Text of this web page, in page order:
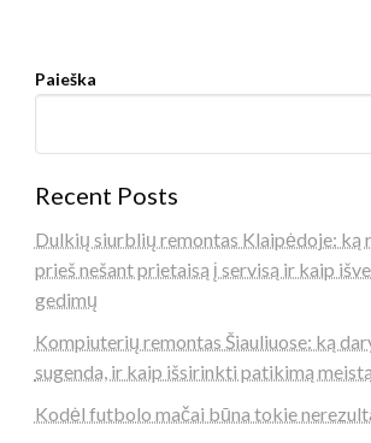
Paieška
Recent Posts
Dulkių siurblių remontas Klaipėdoje: ką
prieš nešant prietaisą į servisą ir kaip
gedimų
Kompiuterių remontas Šiauliuose: ką
sugenda, ir kaip išsirinkti patikimą meistą
Kodėl futbolo mačai būna tokie